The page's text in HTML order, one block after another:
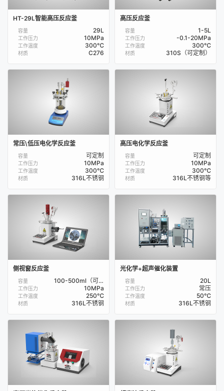
HT-29L智能高压反应釜
容量 29L
工作压力 10MPa
工作温度 300℃
材质 C276
高压反应釜
容量 1-5L
工作压力 -0.1-20MPa
工作温度 300℃
材质 310S（可定制）
常压\低压电化学反应釜
容量 可定制
工作压力 10MPa
工作温度 300℃
材质 316L不锈钢
高压电化学反应釜
容量 可定制
工作压力 10MPa
工作温度 300℃
材质 316L不锈钢等
侧视窗反应釜
容量 100-500ml（可定制）
工作压力 10MPa
工作温度 250℃
材质 316L不锈钢
光化学+超声催化装置
容量 20L
工作压力 常压
工作温度 50℃
材质 316L不锈钢